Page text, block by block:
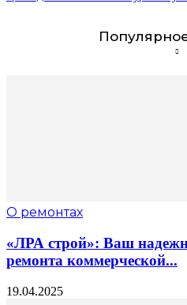
О ремонтах
«ЛРА строй»: Ваш
ремонта коммерческой...
19.04.2025